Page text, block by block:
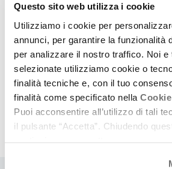
Questo sito web utilizza i cookie
Utilizziamo i cookie per
annunci, per garantire la funzionalità
per analizzare il nostro traffico. Noi e
selezionate utilizziamo cookie o
finalità tecniche e, con il tuo
finalità come specificato nella
Puoi acconsentire all’utilizzo di tali
il pulsante “Accetta”. Chiudendo
Info
E-mail
improvedsequence@gmail.com
Scheda
Genere
CREATIVITÀ